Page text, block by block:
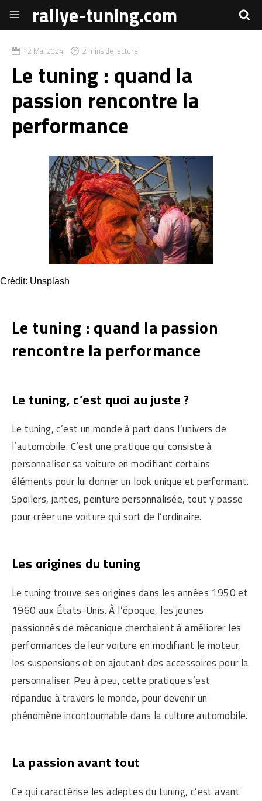
rallye-tuning.com
12 Mai 2024 2 mins de lecture
Le tuning : quand la
passion rencontre la
performance
Crédit: Unsplash
Le tuning : quand la passion
rencontre la performance
Le tuning, c’est quoi au juste ?
Le tuning, c’est un monde à part dans l’univers de
l’automobile. C’est une pratique qui consiste à
personnaliser sa voiture en modifiant certains
éléments pour lui donner un look unique et performant.
Spoilers, jantes, peinture personnalisée, tout y passe
pour créer une voiture qui sort de l’ordinaire.
Les origines du tuning
Le tuning trouve ses origines dans les années 1950 et
1960 aux États-Unis. À l’époque, les jeunes
passionnés de mécanique cherchaient à améliorer les
performances de leur voiture en modifiant le moteur,
les suspensions et en ajoutant des accessoires pour la
personnaliser. Peu à peu, cette pratique s’est
répandue à travers le monde, pour devenir un
phénomène incontournable dans la culture automobile.
La passion avant tout
Ce qui caractérise les adeptes du tuning, c’est avant